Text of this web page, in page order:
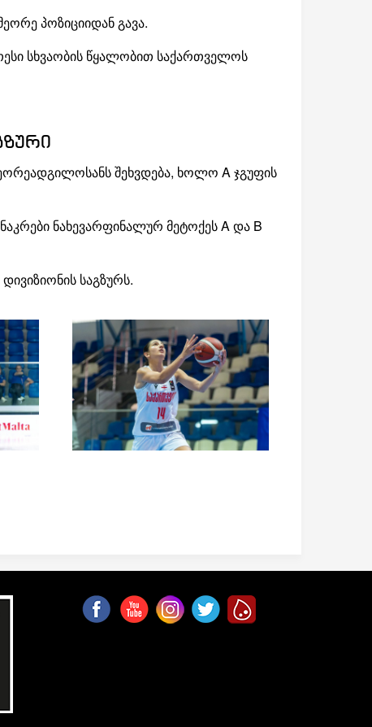
პოზიციიდან გავა.
სხვაობის წყალობით საქართველოს
შეხვდება, ხოლო A ჯგუფის
ნახევარფინალურ მეტოქეს A და B
საგზურს.